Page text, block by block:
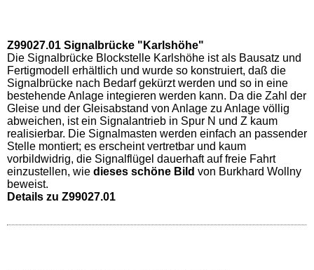
Z99027.01 Signalbrücke "Karlshöhe"
Die Signalbrücke Blockstelle Karlshöhe ist als Bausatz und
Fertigmodell erhältlich und wurde so konstruiert, daß die
Signalbrücke nach Bedarf gekürzt werden und so in eine
bestehende Anlage integieren werden kann. Da die Zahl der
Gleise und der Gleisabstand von Anlage zu Anlage völlig
abweichen, ist ein Signalantrieb in Spur N und Z kaum
realisierbar. Die Signalmasten werden einfach an passender
Stelle montiert; es erscheint vertretbar und kaum
vorbildwidrig, die Signalflügel dauerhaft auf freie Fahrt
einzustellen, wie dieses schöne Bild von Burkhard Wollny
beweist.
Details zu Z99027.01